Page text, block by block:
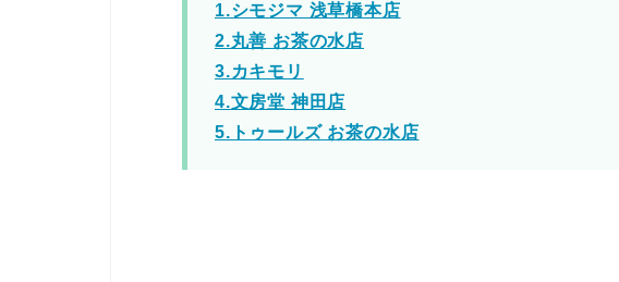
1.シモジマ 浅草橋本店
2.丸善 お茶の水店
3.カキモリ
4.文房堂 神田店
5.トゥールズ お茶の水店